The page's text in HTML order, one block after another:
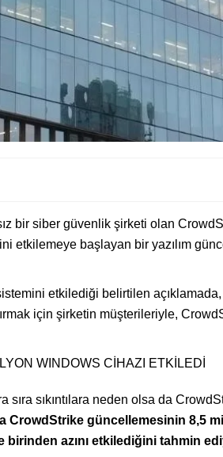
bir siber güvenlik şirketi olan
başlayan bir yazılım
etkilediği belirtilen açıklamada,
için şirketin müşterileriyle,
WINDOWS CİHAZI ETKİLEDİ
sıra sıkıntılara neden olsa da
CrowdStrike güncellemesinin 8,5
azını etkilediğini tahmin